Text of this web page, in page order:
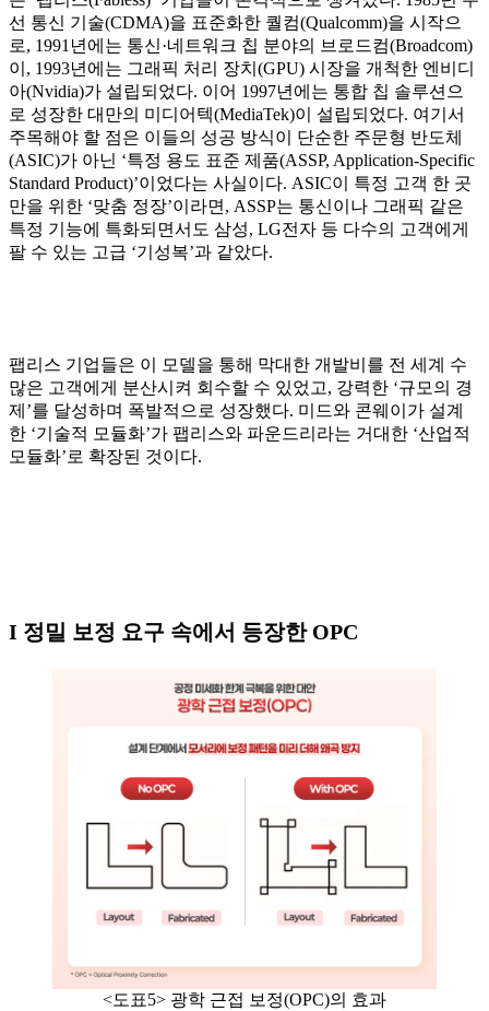
선 통신 기술(CDMA)을 표준화한 퀄컴(Qualcomm)을 시작으
로, 1991년에는 통신·네트워크 칩 분야의 브로드컴(Broadcom)
이, 1993년에는 그래픽 처리 장치(GPU) 시장을 개척한 엔비디
아(Nvidia)가 설립되었다. 이어 1997년에는 통합 칩 솔루션으
로 성장한 대만의 미디어텍(MediaTek)이 설립되었다. 여기서
주목해야 할 점은 이들의 성공 방식이 단순한 주문형 반도체
(ASIC)가 아닌 ‘특정 용도 표준 제품(ASSP, Application-Specific
Standard Product)’이었다는 사실이다. ASIC이 특정 고객 한 곳
만을 위한 ‘맞춤 정장’이라면, ASSP는 통신이나 그래픽 같은
특정 기능에 특화되면서도 삼성, LG전자 등 다수의 고객에게
팔 수 있는 고급 ‘기성복’과 같았다.
팹리스 기업들은 이 모델을 통해 막대한 개발비를 전 세계 수
많은 고객에게 분산시켜 회수할 수 있었고, 강력한 ‘규모의 경
제’를 달성하며 폭발적으로 성장했다. 미드와 콘웨이가 설계
한 ‘기술적 모듈화’가 팹리스와 파운드리라는 거대한 ‘산업적
모듈화’로 확장된 것이다.
I 정밀 보정 요구 속에서 등장한 OPC
<도표5> 광학 근접 보정(OPC)의 효과